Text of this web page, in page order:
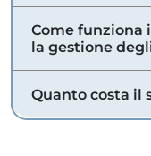
Come funziona
la gestione
Quanto costa il